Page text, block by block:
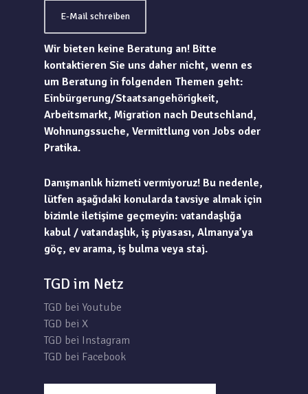
E-Mail schreiben
Wir bieten keine Beratung an! Bitte
kontaktieren Sie uns daher nicht, wenn es
um Beratung in folgenden Themen geht:
Einbürgerung/Staatsangehörigkeit,
Arbeitsmarkt, Migration nach Deutschland,
Wohnungssuche, Vermittlung von Jobs oder
Pratika.
Danışmanlık hizmeti vermiyoruz! Bu nedenle,
lütfen aşağıdaki konularda tavsiye almak için
bizimle iletişime geçmeyin: vatandaşlığa
kabul / vatandaşlık, iş piyasası, Almanya’ya
göç, ev arama, iş bulma veya staj.
TGD im Netz
TGD bei Youtube
TGD bei X
TGD bei Instagram
TGD bei Facebook